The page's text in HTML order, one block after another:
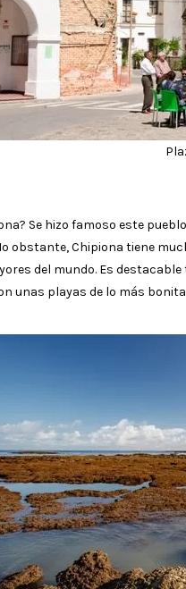
Se hizo famoso este
obstante, Chipiona tiene
del mundo. Es
unas playas de lo más